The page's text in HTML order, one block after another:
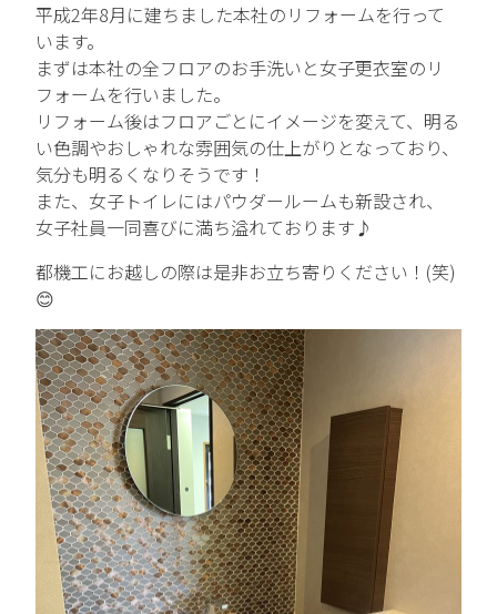
採用情報
会社を知る
人と仕事を知る
社風を知る
制度を知る
新卒エントリー
お問い合わせ
平成2年8月に建ちました本社のリフォームを行って
います。
まずは本社の全フロアのお手洗いと女子更衣室のリ
フォームを行いました。
リフォーム後はフロアごとにイメージを変えて、明る
い色調やおしゃれな雰囲気の仕上がりとなっており、
気分も明るくなりそうです！
また、女子トイレにはパウダールームも新設され、
女子社員一同喜びに満ち溢れております♪
都機工にお越しの際は是非お立ち寄りください！(笑)
😊